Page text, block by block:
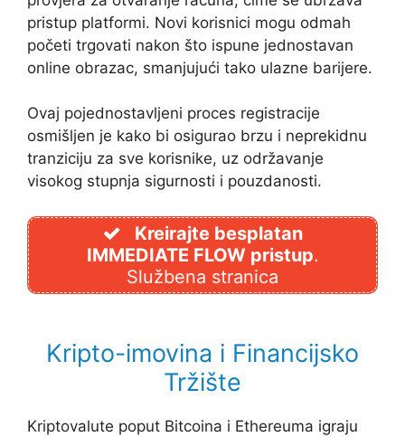
pristup platformi. Novi korisnici mogu odmah
početi trgovati nakon što ispune jednostavan
online obrazac, smanjujući tako ulazne barijere.
Ovaj pojednostavljeni proces registracije
osmišljen je kako bi osigurao brzu i neprekidnu
tranziciju za sve korisnike, uz održavanje
visokog stupnja sigurnosti i pouzdanosti.
Kreirajte besplatan
IMMEDIATE FLOW pristup.
Službena stranica
Kripto-imovina i Financijsko
Tržište
Kriptovalute poput Bitcoina i Ethereuma igraju